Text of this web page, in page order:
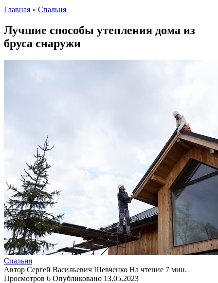
Главная » Спальня
Лучшие способы утепления дома из
бруса снаружи
Спальня
Автор Сергей Васильевич Шевченко На чтение 7 мин.
Просмотров 6 Опубликовано 13.05.2023